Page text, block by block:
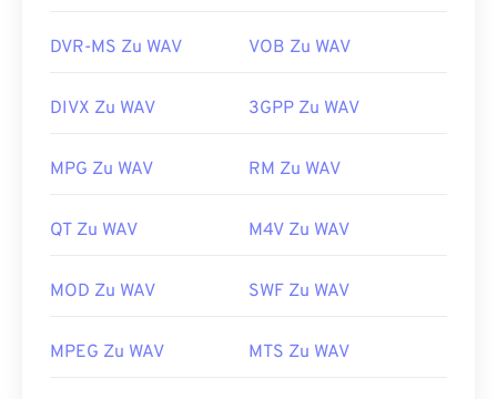
DVR-MS Zu WAV VOB Zu WAV
DIVX Zu WAV 3GPP Zu WAV
MPG Zu WAV RM Zu WAV
QT Zu WAV M4V Zu WAV
MOD Zu WAV SWF Zu WAV
MPEG Zu WAV MTS Zu WAV